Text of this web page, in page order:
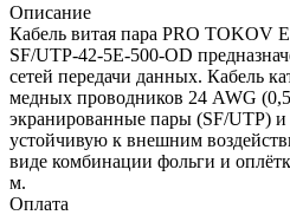
Описание
Кабель витая пара PRO TOKOV
SF/UTP-42-5E-500-OD
сетей передачи данных. Кабель
медных проводников 24 AWG
экранированные пары (SF/UTP)
устойчивую к внешним
виде комбинации фольги и
м.
Оплата